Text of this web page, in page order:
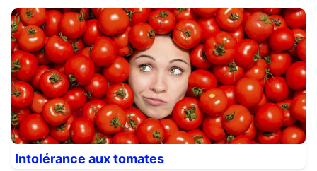
Intolérance aux tomates